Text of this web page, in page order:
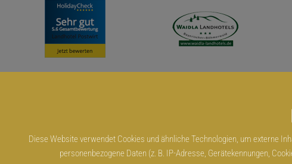
Diese Website verwendet Cookies und ähnliche Technologien, um externe
personenbezogene Daten (z. B. IP-Adresse, Gerätekennungen,
Impressum